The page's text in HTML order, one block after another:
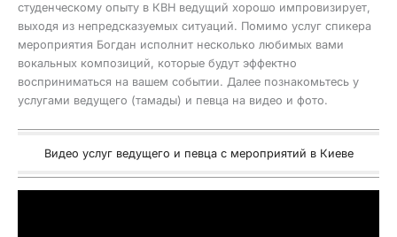
студенческому опыту в КВН ведущий хорошо импровизирует,
выходя из непредсказуемых ситуаций. Помимо услуг спикера
мероприятия Богдан исполнит несколько любимых вами
вокальных композиций, которые будут эффектно
восприниматься на вашем событии. Далее познакомьтесь у
услугами ведущего (тамады) и певца на видео и фото.
Видео услуг ведущего и певца с мероприятий в Киеве